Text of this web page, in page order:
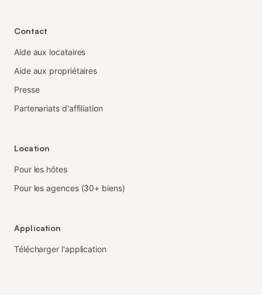
Contact
Aide aux locataires
Aide aux propriétaires
Presse
Partenariats d'affiliation
Location
Pour les hôtes
Pour les agences (30+ biens)
Application
Télécharger l'application